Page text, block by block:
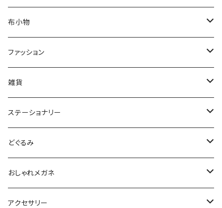
布小物
マスク
ティッシュケース
トートバッグ
ハンカチ
タオル
ポーチ
ファッション
Tシャツ
雑貨
缶バッジ
25mm
38mm
マグネット
コースター
キーホルダー・ストラップ
ステーショナリー
はんこ
miniスタンプ
消しゴムハンコ
シール
ブックカバー
どぐるみ
どぐるみ本体
小
服・小物
おしゃれメガネ
ノーマルおしゃれメガネ
アクセサリー